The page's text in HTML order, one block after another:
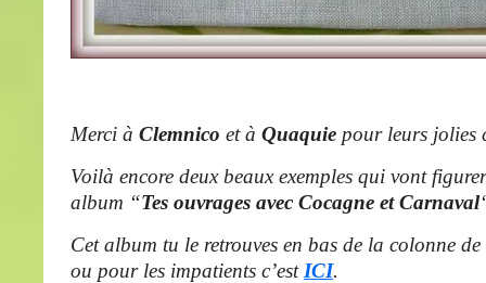
Merci à Clemnico et à Quaquie pour leurs jolies
Voilà encore deux beaux exemples qui vont
album “Tes ouvrages avec Cocagne et Carnaval
Cet album tu le retrouves en bas de la colonne
ou pour les impatients c’est ICI.